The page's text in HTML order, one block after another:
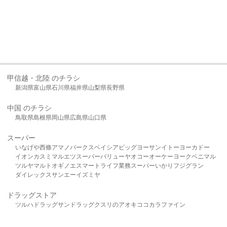
甲信越・北陸 のチラシ
新潟県富山県石川県福井県山梨県長野県
中国 のチラシ
鳥取県島根県岡山県広島県山口県
スーパー
いなげや西條アマノパークスベイシア ビッグヨーサンイトーヨーカドー
イオンカスミ マルエツスーパーバリューヤオコーオーケー ヨークベニマル
ツルヤマルト オギノ エスマート ライフ業務スーパーいかり フジグラン
ダイレックスサンエーイズミヤ
ドラッグストア
ツルハドラッグサンドラッグクスリのアオキ ココカラファイン